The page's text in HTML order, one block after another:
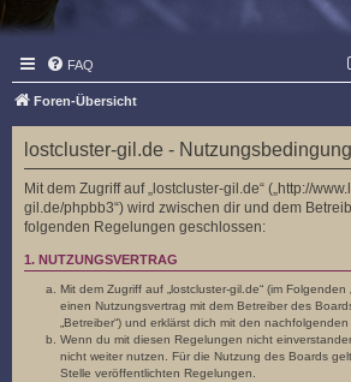
FAQ
Foren-Übersicht
lostcluster-gil.de -
Mit dem Zugriff auf „lostcluster-gil.de“ („http://
gil.de/phpbb3“) wird zwischen dir und dem
folgenden Regelungen geschlossen:
1. NUTZUNGSVERTRAG
Mit dem Zugriff auf „lostcluster-gil.de“ (im Folgenden
einen Nutzungsvertrag mit dem Betreiber des
„Betreiber“) und erklärst dich mit den
Wenn du mit diesen Regelungen nicht
nicht weiter nutzen. Für die Nutzung des Boards
Stelle veröffentlichten Regelungen.